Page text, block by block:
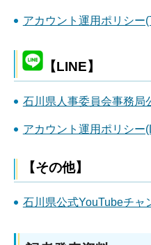
アカウント運用ポリシー
【LINE】
石川県人事委員会事務局
アカウント運用ポリシー
【その他】
石川県公式YouTubeチャ